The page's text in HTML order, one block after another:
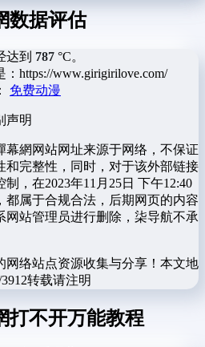
数据评估
达到 787 °C。
https://www.girigirilove.com/
免费动漫
声明
幕網网站网址来源于网络，不保证
和完整性，同时，对于该外部链接
，在2023年11月25日 下午12:40
都属于合规合法，后期网页的内容
网站管理员进行删除，柒导航不承
络站点资源收集与分享！ 本文地
转载请注明
打不开万能教程